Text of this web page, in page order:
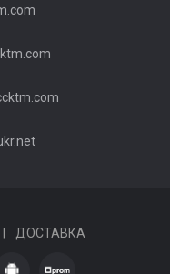
ДОСТАВКА